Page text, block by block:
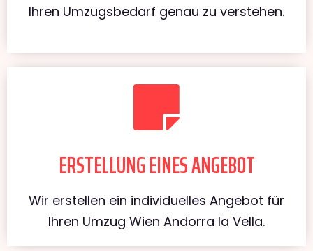
Ihren Umzugsbedarf genau zu verstehen.
ERSTELLUNG EINES ANGEBOT
Wir erstellen ein individuelles Angebot für
Ihren Umzug Wien Andorra la Vella.